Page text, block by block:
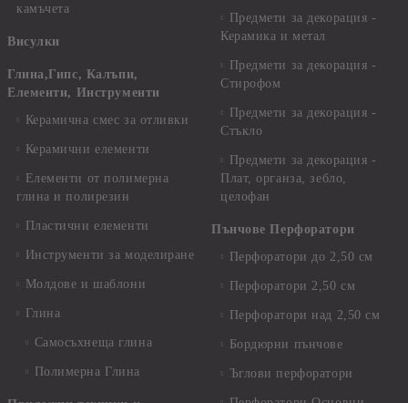
камъчета
Висулки
Глина,Гипс, Калъпи,
Елементи, Инструменти
Керамична смес за отливки
Керамични елементи
Елементи от полимерна
глина и полирезин
Пластични елементи
Инструменти за моделиране
Молдове и шаблони
Глина
Самосъхнеща глина
Полимерна Глина
Предмети за декорация -
Керамика и метал
Предмети за декорация -
Стирофом
Предмети за декорация -
Стъкло
Предмети за декорация -
Плат, органза, зебло,
целофан
Пънчове Перфоратори
Перфоратори до 2,50 см
Перфоратори 2,50 см
Перфоратори над 2,50 см
Бордюрни пънчове
Ъглови перфоратори